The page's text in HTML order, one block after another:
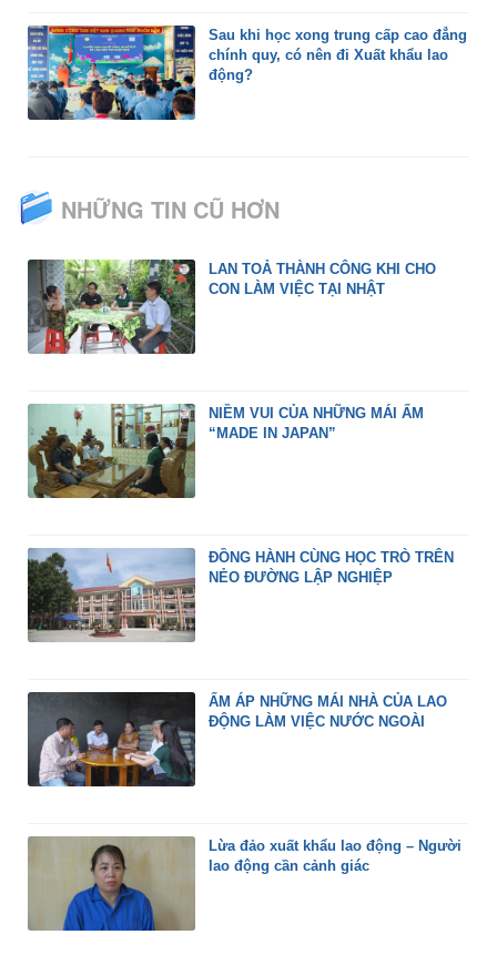
Sau khi học xong trung cấp cao đẳng
chính quy, có nên đi Xuất khẩu lao
động?
NHỮNG TIN CŨ HƠN
LAN TOẢ THÀNH CÔNG KHI CHO
CON LÀM VIỆC TẠI NHẬT
NIỀM VUI CỦA NHỮNG MÁI ẤM
“MADE IN JAPAN”
ĐỒNG HÀNH CÙNG HỌC TRÒ TRÊN
NẺO ĐƯỜNG LẬP NGHIỆP
ẤM ÁP NHỮNG MÁI NHÀ CỦA LAO
ĐỘNG LÀM VIỆC NƯỚC NGOÀI
Lừa đảo xuất khẩu lao động – Người
lao động cần cảnh giác